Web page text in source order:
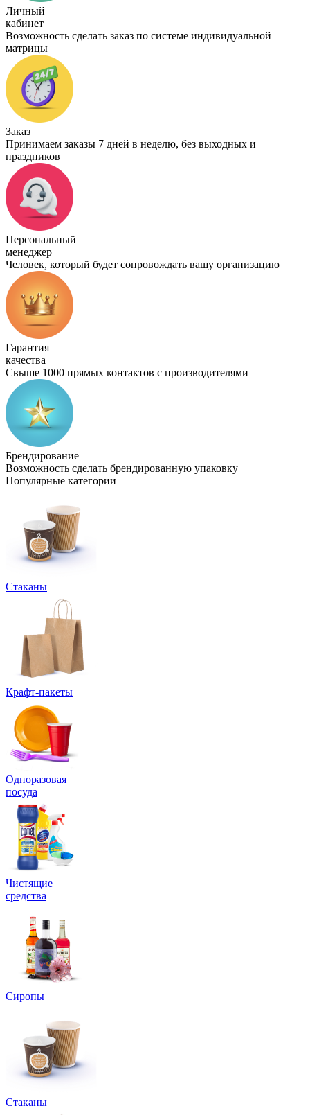
Личный
кабинет
Возможность сделать заказ по системе индивидуальной
матрицы
Заказ
Принимаем заказы 7 дней в неделю, без выходных и
праздников
Персональный
менеджер
Человек, который будет сопровождать вашу организацию
Гарантия
качества
Свыше 1000 прямых контактов с производителями
Брендирование
Возможность сделать брендированную упаковку
Популярные категории
Стаканы
Крафт-пакеты
Одноразовая
посуда
Чистящие
средства
Сиропы
Стаканы